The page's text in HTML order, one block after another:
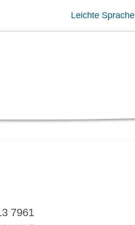
Leichte Sprache
7961